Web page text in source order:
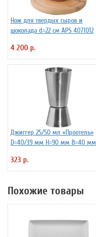
Нож для твердых сыров и
шоколада d=22 см APS 4071012
4 200 р.
Джиггер 25/50 мл «Проотель»
D=40/39 мм H=90 мм B=40 мм
323 р.
Похожие товары